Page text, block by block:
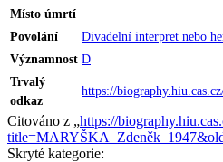
Místo úmrtí
Povolání
Divadelní interpret nebo
Významnost D
Trvalý
odkaz
https://
Citováno z „https://
Skryté kategorie: